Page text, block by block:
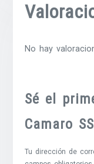
No hay
Sé el
Camaro
Tu dirección de